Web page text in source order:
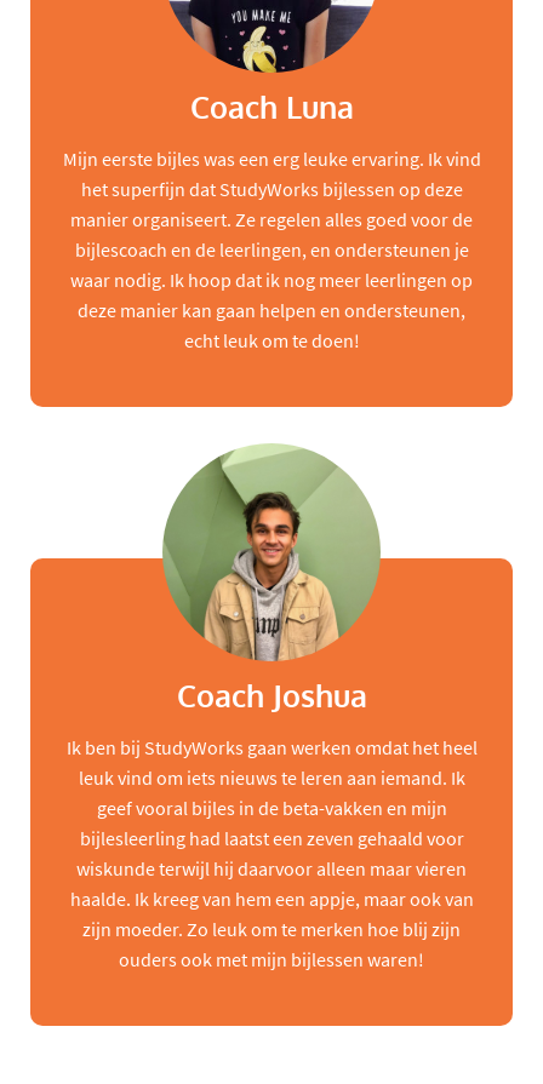
Coach Luna
Mijn eerste bijles was een erg leuke ervaring. Ik vind
het superfijn dat StudyWorks bijlessen op deze
manier organiseert. Ze regelen alles goed voor de
bijlescoach en de leerlingen, en ondersteunen je
waar nodig. Ik hoop dat ik nog meer leerlingen op
deze manier kan gaan helpen en ondersteunen,
echt leuk om te doen!
Coach Joshua
Ik ben bij StudyWorks gaan werken omdat het heel
leuk vind om iets nieuws te leren aan iemand. Ik
geef vooral bijles in de beta-vakken en mijn
bijlesleerling had laatst een zeven gehaald voor
wiskunde terwijl hij daarvoor alleen maar vieren
haalde. Ik kreeg van hem een appje, maar ook van
zijn moeder. Zo leuk om te merken hoe blij zijn
ouders ook met mijn bijlessen waren!